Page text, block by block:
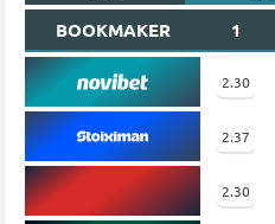
BOOKMAKER
1
2.30
2.37
2.30